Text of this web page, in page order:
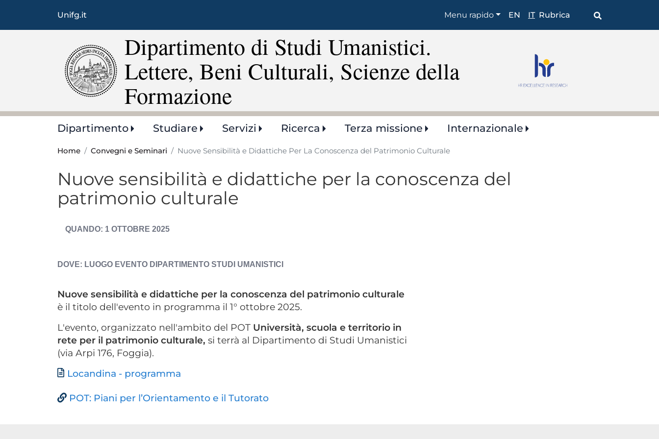
contenuto
principale
Unifg.it Shortcuts
Menu rapido EN IT Rubrica
Dipartimento di Studi Umanistici.
Lettere, Beni Culturali, Scienze della
Formazione
Main
navigation
Dipartimento Studiare Servizi Ricerca Terza missione Internazionale
Home Convegni e Seminari Nuove Sensibilità e Didattiche Per La Conoscenza del Patrimonio Culturale
Nuove sensibilità e didattiche per la conoscenza del
patrimonio culturale
DATA
1 OTTOBRE 2025
LUOGO EVENTO DIPARTIMENTO STUDI UMANISTICI
Nuove sensibilità e didattiche per la conoscenza del patrimonio culturale
è il titolo dell'evento in programma il 1° ottobre 2025.
L'evento, organizzato nell'ambito del POT Università, scuola e territorio in
rete per il patrimonio culturale, si terrà al Dipartimento di Studi Umanistici
(via Arpi 176, Foggia).
Documento
Locandina - programma
POT: Piani per l’Orientamento e il Tutorato